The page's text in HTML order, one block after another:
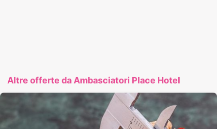
Altre offerte da Ambasciatori Place Hotel